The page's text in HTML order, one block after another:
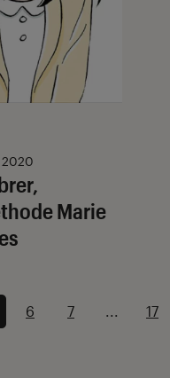
Marie
6 7 ... 17